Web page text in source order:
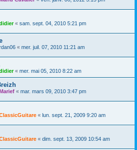
« sam. sept. 04, 2010 5:21 pm
« mer. juil. 07, 2010 11:21 am
« mer. mai 05, 2010 8:22 am
« mar. mars 09, 2010 3:47 pm
« lun. sept. 21, 2009 9:20 am
« dim. sept. 13, 2009 10:54 am